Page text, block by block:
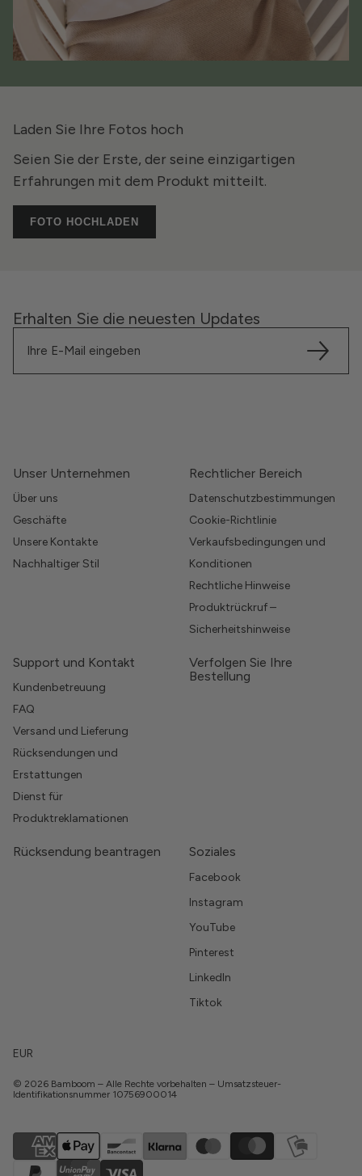
Laden Sie Ihre Fotos hoch
Seien Sie der Erste, der seine einzigartigen
Erfahrungen mit dem Produkt mitteilt.
FOTO HOCHLADEN
Erhalten Sie die neuesten Updates
Unser Unternehmen
Über uns
Geschäfte
Unsere Kontakte
Nachhaltiger Stil
Rechtlicher Bereich
Datenschutzbestimmungen
Cookie-Richtlinie
Verkaufsbedingungen und
Konditionen
Rechtliche Hinweise
Produktrückruf –
Sicherheitshinweise
Support und Kontakt
Kundenbetreuung
FAQ
Versand und Lieferung
Rücksendungen und
Erstattungen
Dienst für
Produktreklamationen
Verfolgen Sie Ihre
Bestellung
Rücksendung beantragen Soziales
Facebook
Instagram
YouTube
Pinterest
LinkedIn
Tiktok
EUR
© 2026 Bamboom – Alle Rechte vorbehalten – Umsatzsteuer-
Identifikationsnummer 10756900014